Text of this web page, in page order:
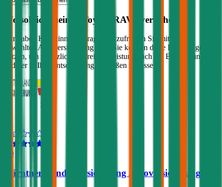
Wo soll ich meinen Toyota RAV4 versichern?
Wir haben Kund:innen befragt, wie zufrieden Sie mit ihrer
gewählten Autoversicherung sind. Sie können diese Erfahrungen
nutzen, um zusätzlich zu Preis & Leistung auch die Empfehlungen
anderer in Ihre Entscheidung einfließen zu lassen:
4,0
Kärntner Landesversicherung Autoversicherung